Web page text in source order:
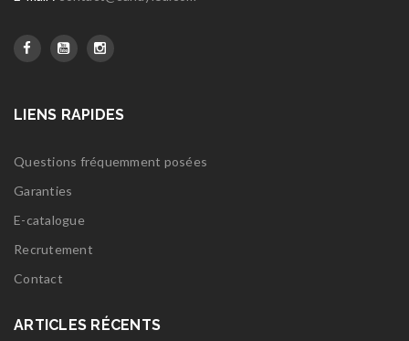
LIENS RAPIDES
Questions fréquemment posées
Garanties
E-catalogue
Recrutement
Contact
ARTICLES RÉCENTS